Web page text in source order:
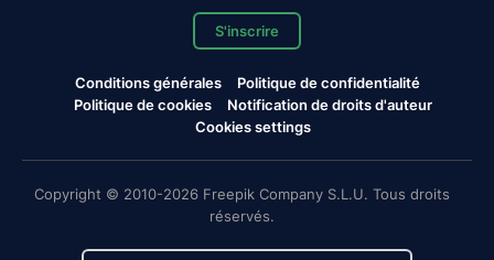
S'inscrire
Conditions générales
Politique de confidentialité
Politique de cookies
Notification de droits d'auteur
Cookies settings
Copyright © 2010-2026 Freepik Company S.L.U. Tous droits
réservés.